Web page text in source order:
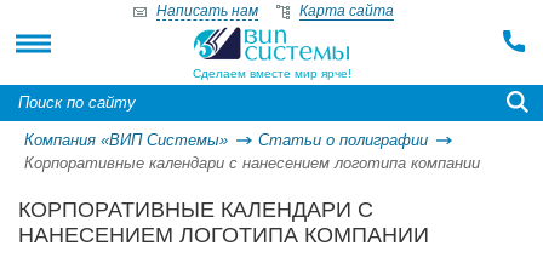
Сделаем вместе мир ярче!
Написать нам Карта сайта
Компания «ВИП Системы»
Статьи о полиграфии
Корпоративные календари с нанесением логотипа компании
КОРПОРАТИВНЫЕ КАЛЕНДАРИ С
НАНЕСЕНИЕМ ЛОГОТИПА КОМПАНИИ